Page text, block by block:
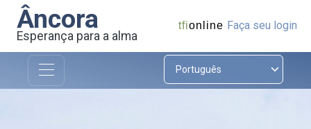
Âncora
Esperança para a alma
tfionline Faça seu login